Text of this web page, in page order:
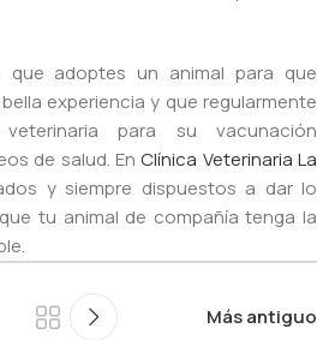
que adoptes un animal para que
experiencia y que regularmente
para su vacunación
de salud. EnClínica Veterinaria La
y siempre dispuestos a dar lo
tu animal de compañía tenga la
Más antiguo